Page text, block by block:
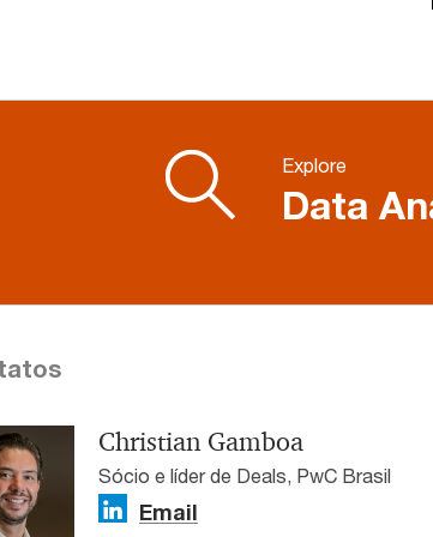
Explore
Data
Christian Gamboa
Sócio e líder de Deals, PwC Brasil
Email